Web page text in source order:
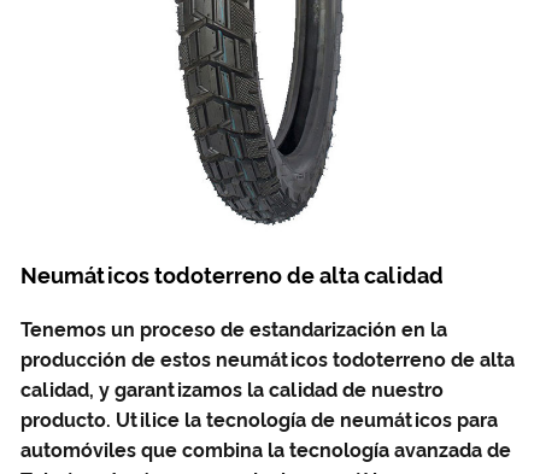
Neumáticos todoterreno de alta calidad
Tenemos un proceso de estandarización en la
producción de estos neumáticos todoterreno de alta
calidad, y garantizamos la calidad de nuestro
producto. Utilice la tecnología de neumáticos para
automóviles que combina la tecnología avanzada de